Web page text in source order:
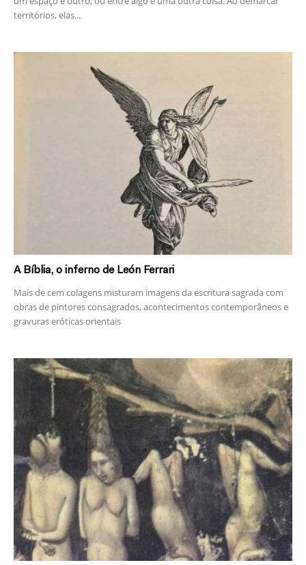
territórios, elas...
A Bíblia, o inferno de León Ferrari
Mais de cem colagens misturam imagens da escritura sagrada com
obras de pintores consagrados, acontecimentos contemporâneos e
gravuras eróticas orientais